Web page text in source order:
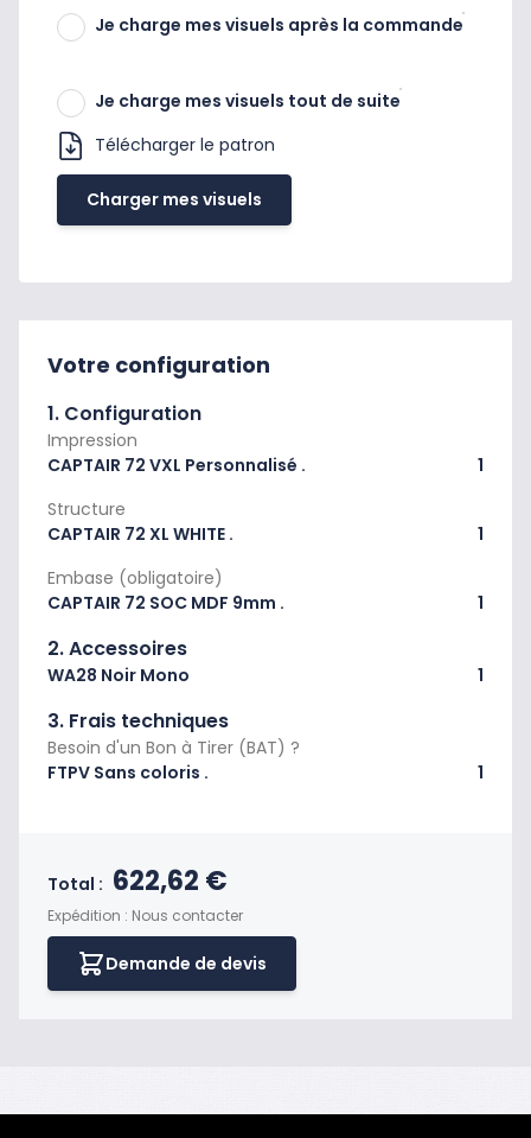
Je charge mes visuels après la commande
Je charge mes visuels tout de suite
Télécharger le patron
Charger mes visuels
Votre configuration
1. Configuration
Impression
CAPTAIR 72 VXL Personnalisé .
1
Structure
CAPTAIR 72 XL WHITE .
1
Embase (obligatoire)
CAPTAIR 72 SOC MDF 9mm .
1
2. Accessoires
WA28 Noir Mono 1
3. Frais techniques
Besoin d'un Bon à Tirer (BAT) ?
FTPV Sans coloris .
1
Total : Prix final du produit
622,62 €
Expédition : Nous contacter
Demande de devis